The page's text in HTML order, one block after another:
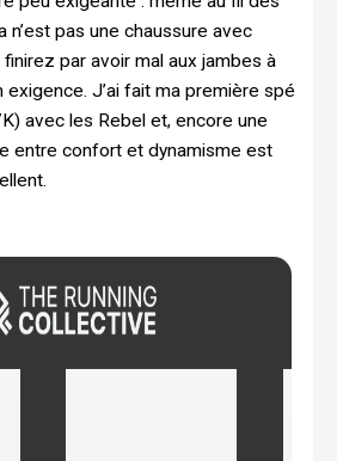
n’est pas une chaussure avec
par avoir mal aux jambes à
exigence. J’ai fait ma première spé
avec les Rebel et, encore une
entre confort et dynamisme est